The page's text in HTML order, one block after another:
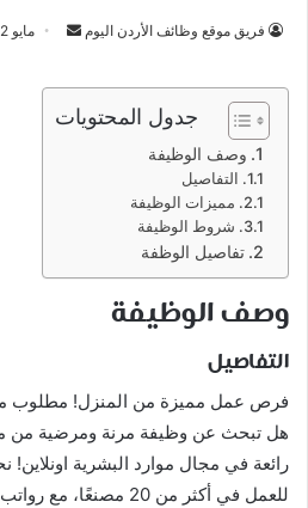
فريق موقع وظائف الأردن اليوم
أرسل
إلكترونيا
مايو 12, 2025
جدول المحتويات
وصف الوظيفة
التفاصيل
مميزات الوظيفة
شروط الوظيفة
تفاصيل الوظفة
وصف الوظيفة
التفاصيل
فرص عمل مميزة من المنزل! مطلوب
هل تبحث عن وظيفة مرنة ومرضية من
رائعة في مجال موارد البشرية
للعمل في أكثر من 20